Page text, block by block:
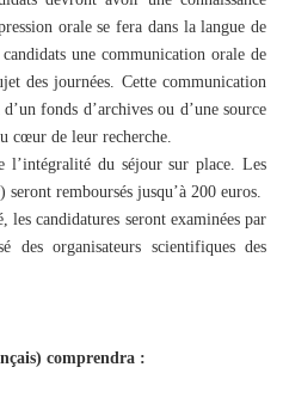
orale se fera dans la langue de
une communication orale de
des journées. Cette communication
fonds d’archives ou d’une source
cœur de leur recherche.
l’intégralité du séjour sur place. Les
remboursés jusqu’à 200 euros.
les candidatures seront examinées par
des organisateurs scientifiques des
comprendra :